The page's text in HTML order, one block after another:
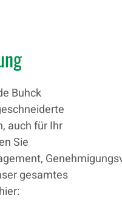
Buhck
auch für Ihr
Sie
gesamtes